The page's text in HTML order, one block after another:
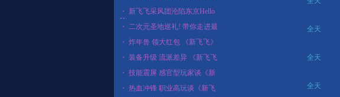
・ 新飞飞采风团沦陷东京Hello
Hitty
・ 二次元圣地巡礼! 带你走进最
・ 炸年兽 领大红包 《新飞飞》
・ 装备升级 流派差异 《新飞飞
・ 技能震屏 感官型玩家谈《新
・ 热血冲锋 职业高玩谈《新飞
全天
全天
全天